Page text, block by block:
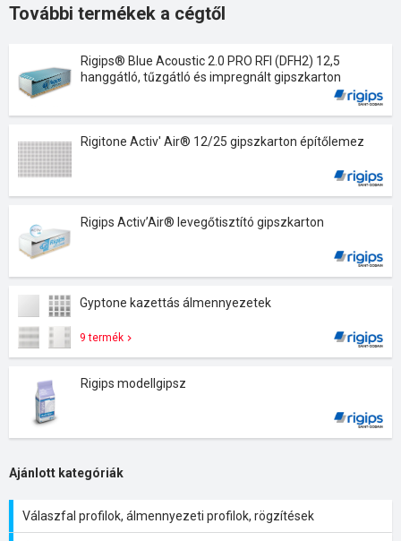
További termékek a cégtől
Rigips® Blue Acoustic 2.0 PRO RFI (DFH2) 12,5
hanggátló, tűzgátló és impregnált gipszkarton
Rigitone Activ' Air® 12/25 gipszkarton építőlemez
Rigips Activ’Air® levegőtisztító gipszkarton
Gyptone kazettás álmennyezetek
9 termék
Rigips modellgipsz
Ajánlott kategóriák
Válaszfal profilok, álmennyezeti profilok, rögzítések